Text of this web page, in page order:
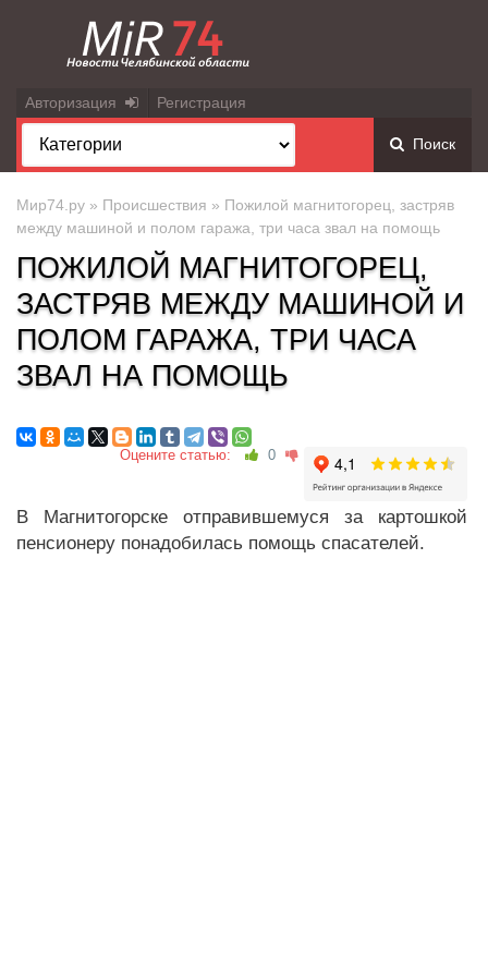
Авторизация Регистрация
Поиск
Мир74.ру » Происшествия » Пожилой магнитогорец, застряв
между машиной и полом гаража, три часа звал на помощь
ПОЖИЛОЙ МАГНИТОГОРЕЦ,
ЗАСТРЯВ МЕЖДУ МАШИНОЙ И
ПОЛОМ ГАРАЖА, ТРИ ЧАСА
ЗВАЛ НА ПОМОЩЬ
Оцените статью: 0
В Магнитогорске отправившемуся за картошкой
пенсионеру понадобилась помощь спасателей.